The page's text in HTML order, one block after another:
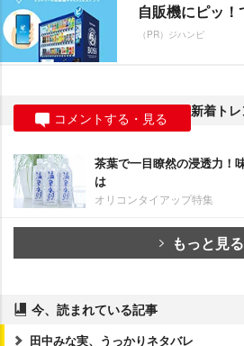
自販機にピッ
（PR）ジハンピ
コメントする・見る 新着ト
茶葉で一目瞭然の浸透力！
は
オリコンタイアップ特集
もっと見る
今、読まれている記事
田中みな実、うっかりネタバレ